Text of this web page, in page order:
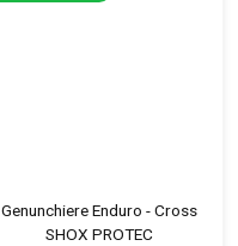
Genunchiere Enduro - Cross
SHOX PROTEC